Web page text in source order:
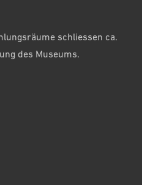
schliessen ca.
des Museums.